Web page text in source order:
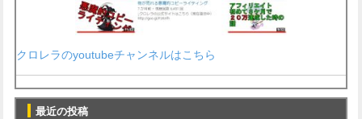
クロレラのyoutubeチャンネルはこちら
最近の投稿